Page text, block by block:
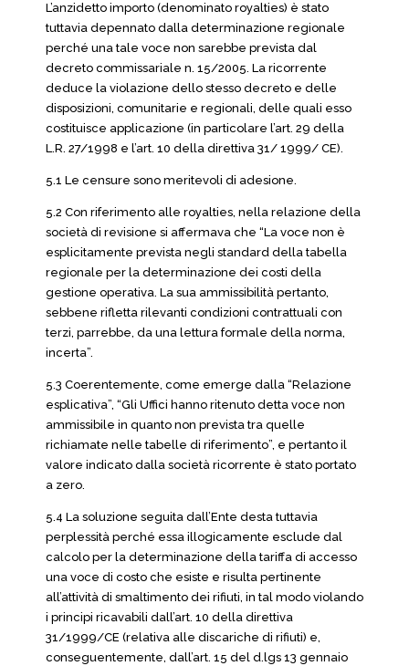
L’anzidetto importo (denominato royalties) è stato
tuttavia depennato dalla determinazione regionale
perché una tale voce non sarebbe prevista dal
decreto commissariale n. 15/2005. La ricorrente
deduce la violazione dello stesso decreto e delle
disposizioni, comunitarie e regionali, delle quali esso
costituisce applicazione (in particolare l’art. 29 della
L.R. 27/1998 e l’art. 10 della direttiva 31/ 1999/ CE).
5.1 Le censure sono meritevoli di adesione.
5.2 Con riferimento alle royalties, nella relazione della
società di revisione si affermava che “La voce non è
esplicitamente prevista negli standard della tabella
regionale per la determinazione dei costi della
gestione operativa. La sua ammissibilità pertanto,
sebbene rifletta rilevanti condizioni contrattuali con
terzi, parrebbe, da una lettura formale della norma,
incerta”.
5.3 Coerentemente, come emerge dalla “Relazione
esplicativa”, “Gli Uffici hanno ritenuto detta voce non
ammissibile in quanto non prevista tra quelle
richiamate nelle tabelle di riferimento”, e pertanto il
valore indicato dalla società ricorrente è stato portato
a zero.
5.4 La soluzione seguita dall’Ente desta tuttavia
perplessità perché essa illogicamente esclude dal
calcolo per la determinazione della tariffa di accesso
una voce di costo che esiste e risulta pertinente
all’attività di smaltimento dei rifiuti, in tal modo violando
i principi ricavabili dall’art. 10 della direttiva
31/1999/CE (relativa alle discariche di rifiuti) e,
conseguentemente, dall’art. 15 del d.lgs 13 gennaio